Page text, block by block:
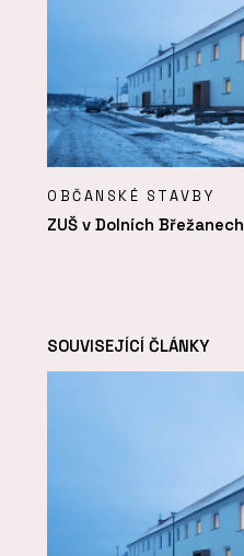
OBČANSKÉ STAVBY
ZUŠ v Dolních Břežanech
SOUVISEJÍCÍ ČLÁNKY